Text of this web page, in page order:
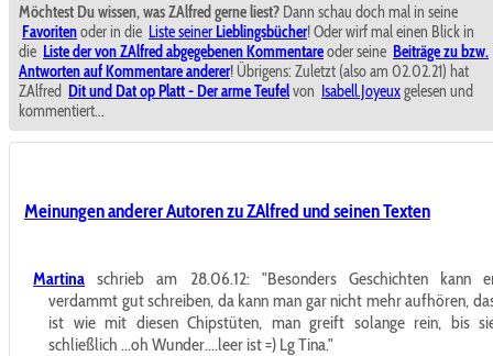
Möchtest Du wissen, was ZAlfred gerne liest? Dann schau doch mal in seine
Favoritenoder in die Liste seiner Lieblingsbücher! Oder wirf mal einen Blick in
die Liste der von ZAlfred abgegebenen Kommentareoder seine Beiträge zu bzw.
Antworten auf Kommentare anderer! Übrigens: Zuletzt (also am 02.02.21) hat
ZAlfred Dit und Dat op Platt - Der arme Teufelvon Isabell.Joyeuxgelesen und
kommentiert...
Meinungen anderer Autoren zu ZAlfred und seinen Texten
Martina schrieb am 28.06.12: "Besonders Geschichten kann
verdammt gut schreiben, da kann man gar nicht mehr aufhören,
ist wie mit diesen Chipstüten, man greift solange rein, bis
schließlich ...oh Wunder....leer ist =) Lg Tina."